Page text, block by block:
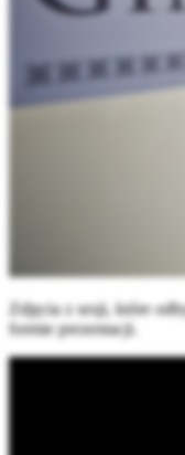
Zdjęcia z sesji, które
formie prezentacji.